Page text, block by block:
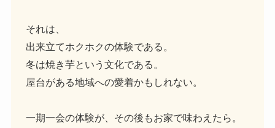
それは、
出来立てホクホクの体験である。
冬は焼き芋という文化である。
屋台がある地域への愛着かもしれない。
一期一会の体験が、その後もお家で味わえたら。